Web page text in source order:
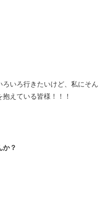
いろ行きたいけど、私にそん
えている皆様！！！
か？